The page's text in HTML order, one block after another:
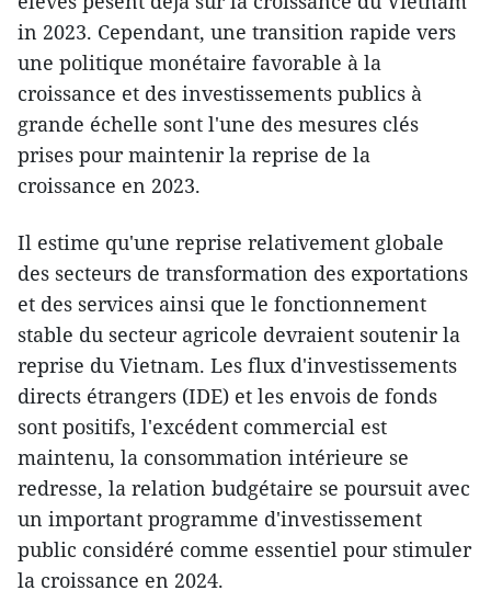
in 2023. Cependant, une transition rapide vers
une politique monétaire favorable à la
croissance et des investissements publics à
grande échelle sont l'une des mesures clés
prises pour maintenir la reprise de la
croissance en 2023.
Il estime qu'une reprise relativement globale
des secteurs de transformation des exportations
et des services ainsi que le fonctionnement
stable du secteur agricole devraient soutenir la
reprise du Vietnam. Les flux d'investissements
directs étrangers (IDE) et les envois de fonds
sont positifs, l'excédent commercial est
maintenu, la consommation intérieure se
redresse, la relation budgétaire se poursuit avec
un important programme d'investissement
public considéré comme essentiel pour stimuler
la croissance en 2024.